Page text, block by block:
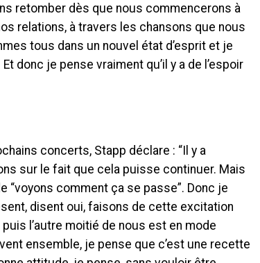
retomber dès que nous commencerons à
relations, à travers les chansons que nous
tous dans un nouvel état d’esprit et je
donc je pense vraiment qu’il y a de l’espoir
concerts, Stapp déclare : “Il y a
sur le fait que cela puisse continuer. Mais
“voyons comment ça se passe”. Donc je
disent oui, faisons de cette excitation
l’autre moitié de nous est en mode
ensemble, je pense que c’est une recette